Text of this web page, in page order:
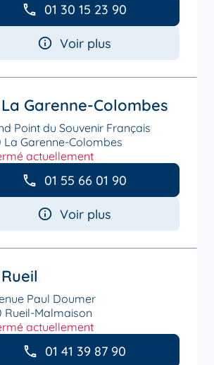
01 30 15 23 90
Voir plus
La Garenne-Colombes
Point du Souvenir Français
La Garenne-Colombes
actuellement
01 55 66 01 90
Voir plus
Paul Doumer
Rueil-Malmaison
actuellement
01 41 39 87 90